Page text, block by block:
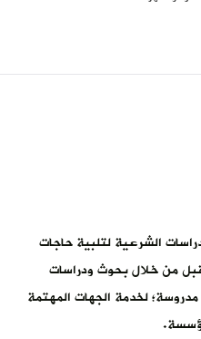
الشرعية لتلبية حاجات
من خلال بحوث ودراسات
لخدمة الجهات المهتمة